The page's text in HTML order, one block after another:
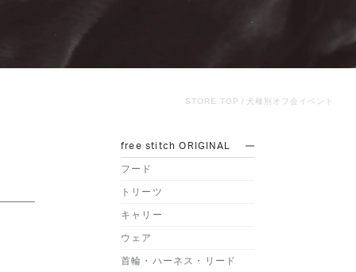
STORE TOP 犬種別オフ会イベント
free stitch ORIGINAL
フード
トリーツ
キャリー
ウェア
首輪・ハーネス・リード